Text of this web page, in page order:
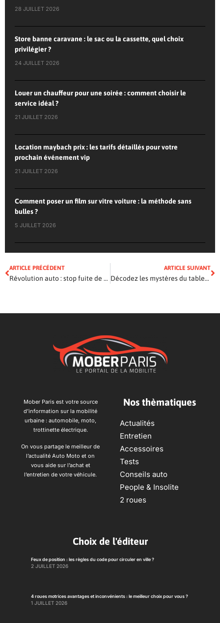
28 JUILLET 2026
Store banne caravane : le sac ou la cassette, quel choix
privilégier ?
24 JUILLET 2026
Louer un chauffeur pour une soirée : comment choisir le
service idéal ?
21 JUILLET 2026
Location maybach prix : les tarifs détaillés pour votre
prochain événement vip
21 JUILLET 2026
Comment poser un film sur vitre voiture : la méthode sans
bulles ?
5 JUILLET 2026
ARTICLE PRÉCÉDENT
Révolution auto : stop fuite de liquide de refroidissement, vraiment efficace ?
ARTICLE SUIVANT
Décodez les mystères du tableau de bord de votre Twingo 2 !
Mober Paris est votre source
d’information sur la mobilité
urbaine : automobile, moto,
trottinette électrique.
On vous partage le meilleur de
l’actualité Auto Moto et on
vous aide sur l’achat et
l’entretien de votre véhicule.
Nos thèmatiques
Actualités
Entretien
Accessoires
Tests
Conseils auto
People & Insolite
2 roues
Choix de l'éditeur
Feux de position : les règles du code pour circuler en ville ?
2 JUILLET 2026
4 roues motrices avantages et inconvénients : le meilleur choix pour vous ?
1 JUILLET 2026